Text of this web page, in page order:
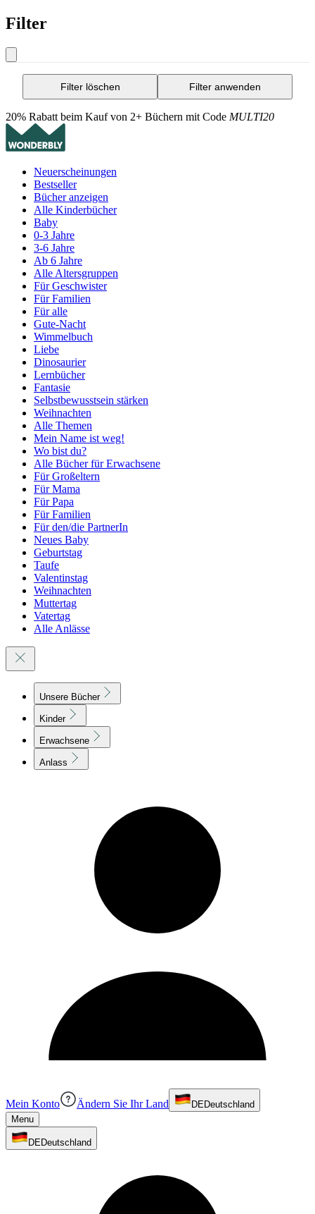
Filter
Filter löschen Filter anwenden
20% Rabatt beim Kauf von 2+ Büchern mit Code MULTI20
Neuerscheinungen
Bestseller
Bücher anzeigen
Alle Kinderbücher
Baby
0-3 Jahre
3-6 Jahre
Ab 6 Jahre
Alle Altersgruppen
Für Geschwister
Für Familien
Für alle
Gute-Nacht
Wimmelbuch
Liebe
Dinosaurier
Lernbücher
Fantasie
Selbstbewusstsein stärken
Weihnachten
Alle Themen
Mein Name ist weg!
Wo bist du?
Alle Bücher für Erwachsene
Für Großeltern
Für Mama
Für Papa
Für Familien
Für den/die PartnerIn
Neues Baby
Geburtstag
Taufe
Valentinstag
Weihnachten
Muttertag
Vatertag
Alle Anlässe
Unsere Bücher
Kinder
Erwachsene
Anlass
Mein Konto Ändern Sie Ihr Land DE Deutschland
Menu
DE Deutschland